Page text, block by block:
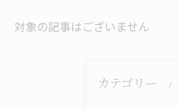
対象の記事はございません
カテゴリー